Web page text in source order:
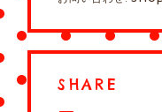
SHARE